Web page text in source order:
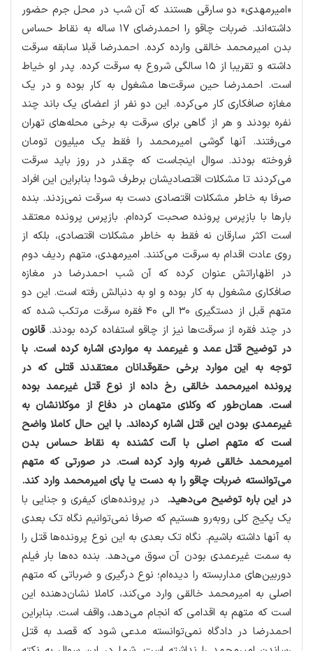
«امیرمهدی» دو سارقی هستند كه آن شب در محل جرم حضور
داشته‌اند. ضربات چاقو را احمدرضای ۱۷ ساله به نقاط حساس
بدن امیرمحمد خالقی وارده كرده. احمدرضا قبلا سابقه سرقت
داشته و تقریبا از ۱۵ سالگی شروع به سرقت كرده. پدر او خیاط
است. احمدرضا حین سرقت‌ها مشغول به كار بوده و در یك
مغازه صافكاری كار می‌كرده. این دو نفر از اعضای یك باند چند
نفره بودند و هر از گاهی برای سرقت به برخی محله‌های تهران
می‌رفتند. آنها گوشی امیرمحمد را فقط یك میلیون تومان
فروخته بودند. سوال اینجاست كه چقدر در روز باید سرقت
می‌كردند تا مشكلات اقتصادیشان برطرف شود! بنابراین این افراد
صرفا به خاطر مشكلات اقتصادی دست به سرقت نمی‌زدند. بنده
بارها با بازپرس پرونده صحبت كرده‌ام. بازپرس پرونده معتقد
است اكثر سارقان نه فقط به خاطر مشكلات اقتصادی، بلكه از
روی عادت اقدام به سرقت می‌كنند. امیرمهدی، متهم ردیف دوم
در اظهاراتش عنوان كرده كه آن شب احمدرضا در مغازه
صافكاری مشغول به كار بوده و او به دنبالش رفته است. این دو
متهم قبل از دستگیری ۳۰ الی ۴۰ فقره سرقت مرتكب شده كه
در چند فقره از سرقت‌ها نیز از چاقو استفاده كرده بودند.قانون
در توضیح قتل عمد و غیرعمد به مواردی اشاره كرده است. با
توجه به این موارد برخی حقوقدانان معتقدند قتلی كه در
پرونده امیرمحمد خالقی رخ داده از نوع قتل غیرعمد بوده
است. همان‌طور كه وكلای متهمان در دفاع از موكلانشان به
غیرعمدی بودن این قتل اشاره كرده‌اند. با این حال كاملا واضح
است كه متهم اصلی با آلت كشنده به نقاط حساس بدن
امیرمحمد خالقی ضربه وارد كرده است. در صورتی كه متهم
می‌توانسته ضربات چاقو را به دست یا پای امیرمحمد وارد كند.
در این باره توضیح می‌دهید. در پرونده‌های كیفری و جنایی با
یك پكیج كلی روبه‌رو هستیم كه صرفا نمی‌توانیم نگاه تك بعدی
به آنها داشته باشیم. نگاه تك بعدی به این نوع پرونده‌ها قتل را
به سمت غیرعمدی بودن آن سوق می‌دهد. بنده ده‌ها بار فیلم
دوربین‌های مداربسته را دیده‌ام؛ نوع درگیری و ضرباتی كه متهم
اصلی به امیرمحمد خالقی وارد می‌كند، كاملا نشان‌دهنده این
است كه متهم به اقدامی كه انجام می‌دهد، واقف است. بنابراین
احمدرضا در دادگاه نمی‌توانسته مدعی شود كه قصد به قتل